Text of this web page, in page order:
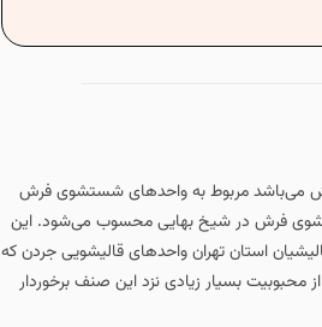
می‌باشد مربوط به واحدهای شستشوی فرش
فرش در شیخ بهایی محسوب می‌شود. این
استان تهران واحدهای قالیشویی جردن که
بسیار زیادی نزد این صنف برخوردار